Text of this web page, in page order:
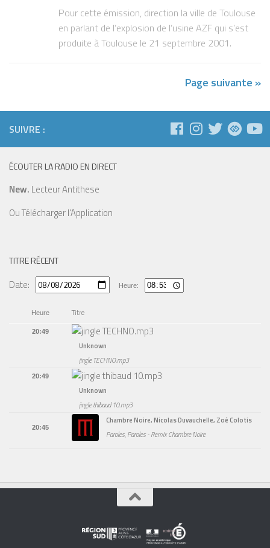
Pour cette émission, direction la ville de Toulouse
en parlant de l’explosion de l’usine AZF qui s’est
produite à Toulouse le 21 septembre 2001.
Page suivante »
SUIVRE :
ÉCOUTER LA RADIO EN DIRECT
New. Lecteur Antithese
OuTélécharger l'Application
TITRE RÉCENT
Date: Heure:
Heure Titre
20:49
Unknown
jingle TECHNO.mp3
20:49
Unknown
jingle thibaud 10.mp3
20:45
Chambre Noire, Nicolas Duvauchelle, Zoé Colotis
Paroles, Paroles - Remix Chambre Noire